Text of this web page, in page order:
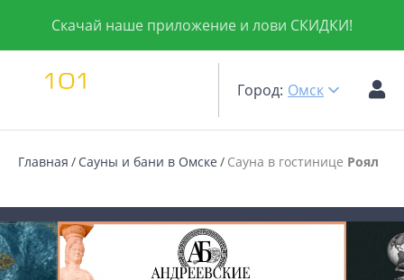
Скачай наше приложение и лови СКИДКИ!
Город: Омск
Главная Сауны и бани в Омске Сауна в гостинице Роял